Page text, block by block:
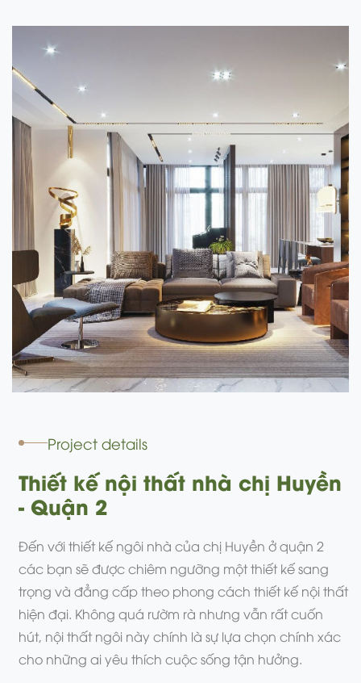
Project details
Thiết kế nội thất nhà chị Huyền
- Quận 2
​Đến với thiết kế ngôi nhà của chị Huyền ở quận 2
các bạn sẽ được chiêm ngưỡng một thiết kế sang
trọng và đẳng cấp theo phong cách thiết kế nội thất
hiện đại. Không quá rườm rà nhưng vẫn rất cuốn
hút, nội thất ngôi này chính là sự lựa chọn chính xác
cho những ai yêu thích cuộc sống tận hưởng.